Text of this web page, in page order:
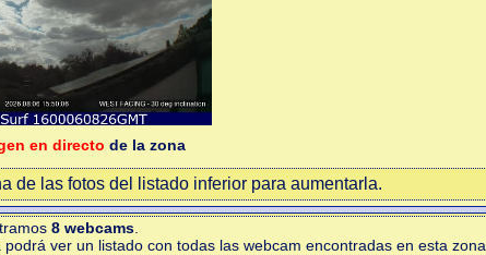
en directo de la zona
de las fotos del listado inferior para aumentarla.
8 webcams
ver un listado con todas las webcam encontradas en esta zona.